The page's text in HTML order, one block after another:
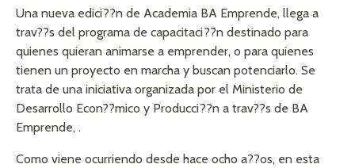
Una nueva edici??n de Academia BA Emprende, llega a
trav??s del programa de capacitaci??n destinado para
quienes quieran animarse a emprender, o para quienes
tienen un proyecto en marcha y buscan potenciarlo. Se
trata de una iniciativa organizada por el Ministerio de
Desarrollo Econ??mico y Producci??n a trav??s de BA
Emprende, .
Como viene ocurriendo desde hace ocho a??os, en esta